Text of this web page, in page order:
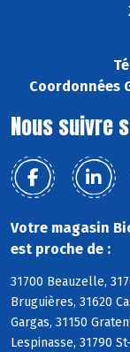
Coordonnées
Nous suivre
Votre magasin
est proche de :
31700 Beauzelle,
Bruguières, 31620
Gargas, 31150
Lespinasse, 31790